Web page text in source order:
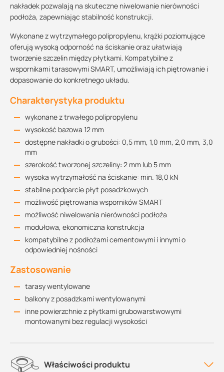
nakładek pozwalają na skuteczne niwelowanie nierówności
podłoża, zapewniając stabilność konstrukcji.
Wykonane z wytrzymałego polipropylenu, krążki poziomujące
oferują wysoką odporność na ściskanie oraz ułatwiają
tworzenie szczelin między płytkami. Kompatybilne z
wspornikami tarasowymi SMART, umożliwiają ich piętrowanie i
dopasowanie do konkretnego układu.
Charakterystyka produktu
wykonane z trwałego polipropylenu
wysokość bazowa 12 mm
dostępne nakładki o grubości: 0,5 mm, 1,0 mm, 2,0 mm, 3,0
mm
szerokość tworzonej szczeliny: 2 mm lub 5 mm
wysoka wytrzymałość na ściskanie: min. 18,0 kN
stabilne podparcie płyt posadzkowych
możliwość piętrowania wsporników SMART
możliwość niwelowania nierówności podłoża
modułowa, ekonomiczna konstrukcja
kompatybilne z podłożami cementowymi i innymi o
odpowiedniej nośności
Zastosowanie
tarasy wentylowane
balkony z posadzkami wentylowanymi
inne powierzchnie z płytkami grubowarstwowymi
montowanymi bez regulacji wysokości
Właściwości produktu